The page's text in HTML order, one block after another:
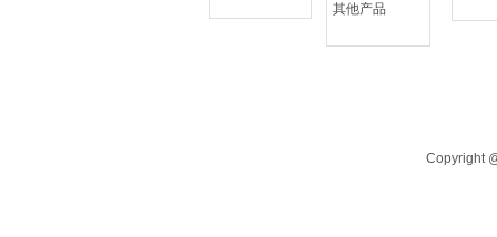
其他产品
Copyright